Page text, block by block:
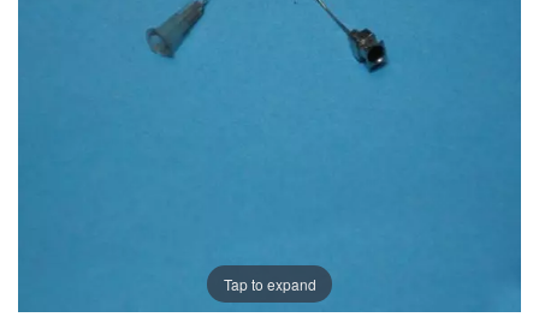
Tap to expand